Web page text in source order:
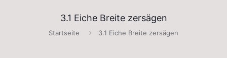
3.1 Eiche Breite zersägen
Startseite 3.1 Eiche Breite zersägen